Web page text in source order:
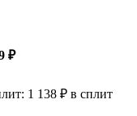
₽
1 138 ₽ в сплит